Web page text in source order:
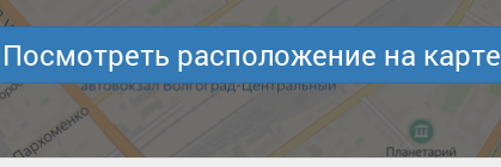
Посмотреть расположение на карте